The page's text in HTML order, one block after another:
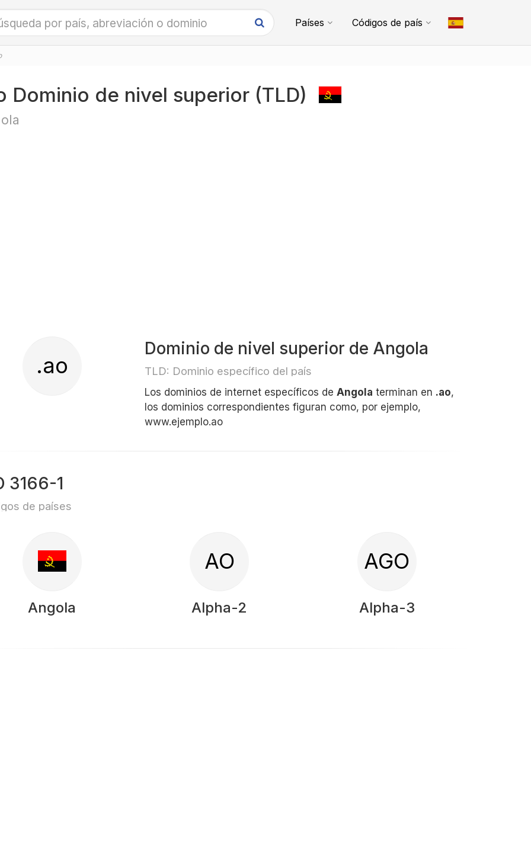
Países Códigos de país
Dominio de nivel superior (TLD)
.ao
Dominio de nivel superior de Angola
TLD: Dominio específico del país
Los dominios de internet específicos de Angola terminan en .ao,
los dominios correspondientes figuran como, por ejemplo,
www.ejemplo.ao
3166-1
de países
Angola
AO
Alpha-2
AGO
Alpha-3